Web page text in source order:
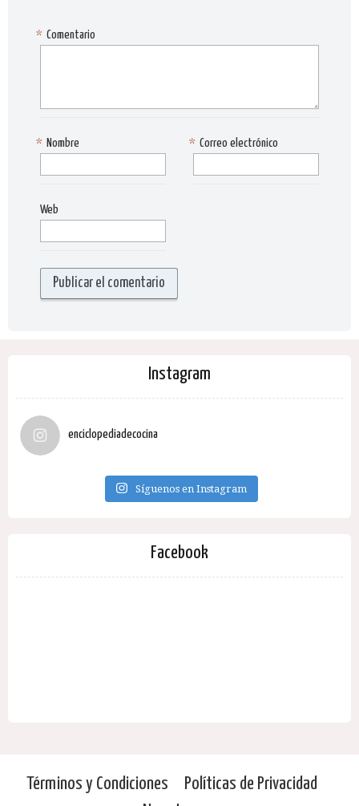
Comentario
*
Nombre
* Correo electrónico
*
Web
Instagram
enciclopediadecocina
Síguenos en Instagram
Facebook
Términos y Condiciones
Políticas de Privacidad